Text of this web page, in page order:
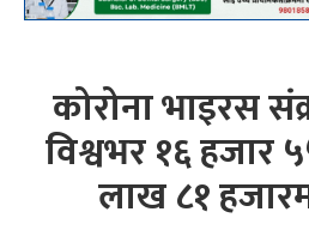
कोरोना भाइरस
विश्वभर १६ हजार
लाख ८१